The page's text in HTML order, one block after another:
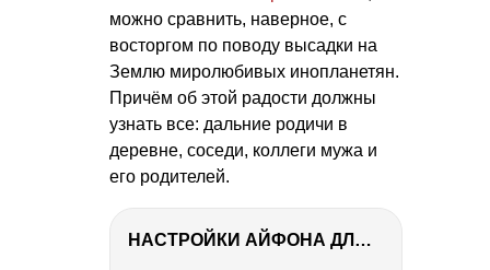
можно сравнить, наверное, с
восторгом по поводу высадки на
Землю миролюбивых инопланетян.
Причём об этой радости должны
узнать все: дальние родичи в
деревне, соседи, коллеги мужа и
его родителей.
НАСТРОЙКИ АЙФОНА ДЛЯ ФОТО И ВИДЕО